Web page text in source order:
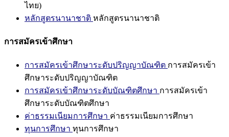
ไทย)
หลักสูตรนานาชาติ หลักสูตรนานาชาติ
การสมัครเข้าศึกษา
การสมัครเข้าศึกษาระดับปริญญาบัณฑิต การสมัครเข้า
ศึกษาระดับปริญญาบัณฑิต
การสมัครเข้าศึกษาระดับบัณฑิตศึกษา การสมัครเข้า
ศึกษาระดับบัณฑิตศึกษา
ค่าธรรมเนียมการศึกษา ค่าธรรมเนียมการศึกษา
ทุนการศึกษา ทุนการศึกษา